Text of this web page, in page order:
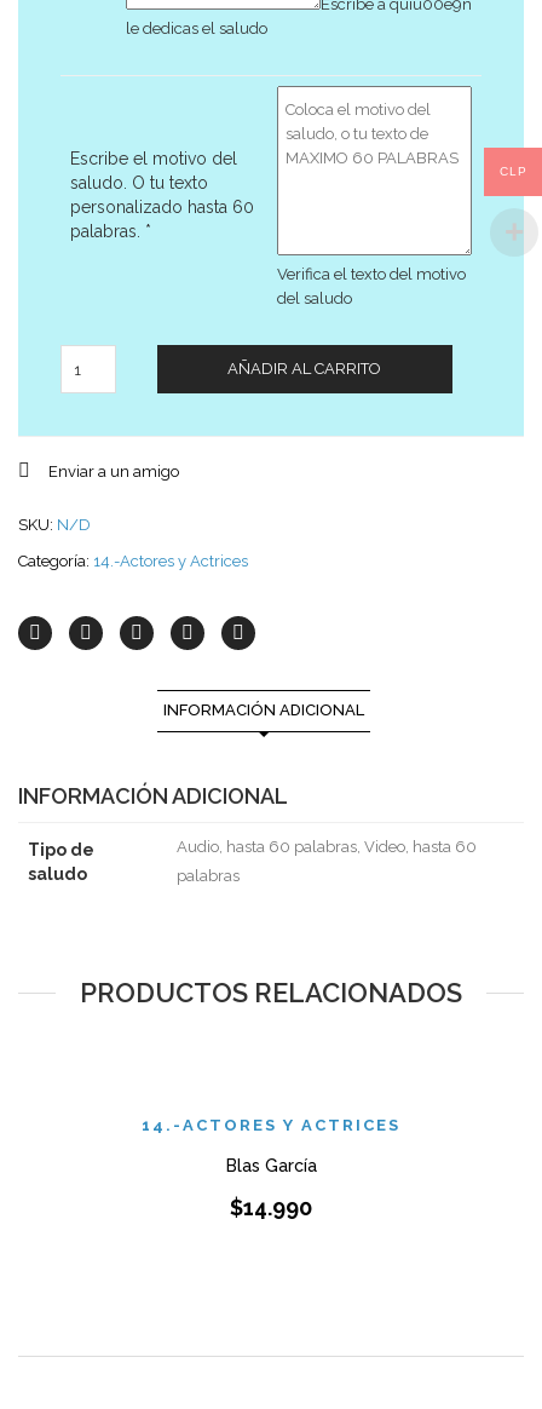
Escribe a quiu00e9n
le dedicas el saludo
Escribe el motivo del
saludo. O tu texto
personalizado hasta 60
palabras. *
Verifica el texto del motivo
del saludo
AÑADIR AL CARRITO
Enviar a un amigo
SKU: N/D
Categoría: 14.-Actores y Actrices
INFORMACIÓN ADICIONAL
INFORMACIÓN ADICIONAL
Tipo de
saludo
Audio, hasta 60 palabras, Video, hasta 60
palabras
PRODUCTOS RELACIONADOS
14.-ACTORES Y ACTRICES
Blas García
$14.990
CLP